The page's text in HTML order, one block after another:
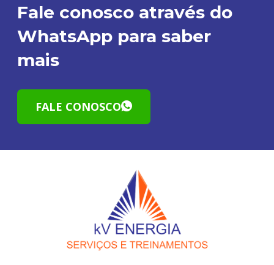
Fale conosco através do
WhatsApp para saber
mais
FALE CONOSCO